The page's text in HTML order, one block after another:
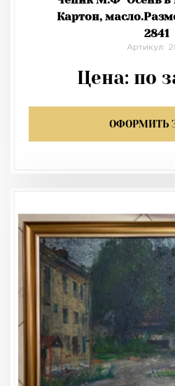
Картон,
2841
Артикул:
Цена: по
ОФОРМИТЬ